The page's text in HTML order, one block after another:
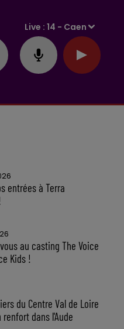
Live :14 - Caen
entrées à Terra
au casting The Voice
Kids !
du Centre Val de Loire
renfort dans l'Aude